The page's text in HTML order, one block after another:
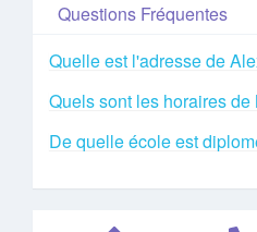
Questions Fréquentes
Quelle est l'adresse de
Quels sont les horaires
De quelle école est